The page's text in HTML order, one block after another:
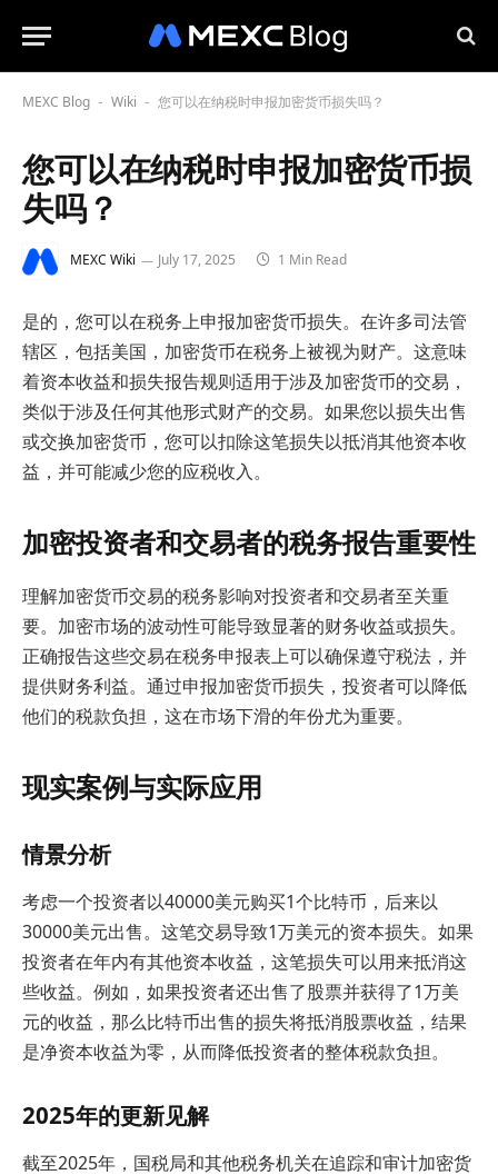
MEXC Blog - Wiki - 您可以在纳税时申报加密货币损失吗？
您可以在纳税时申报加密货币损
失吗？
MEXC Wiki July 17, 2025 1 Min Read
是的，您可以在税务上申报加密货币损失。在许多司法管
辖区，包括美国，加密货币在税务上被视为财产。这意味
着资本收益和损失报告规则适用于涉及加密货币的交易，
类似于涉及任何其他形式财产的交易。如果您以损失出售
或交换加密货币，您可以扣除这笔损失以抵消其他资本收
益，并可能减少您的应税收入。
加密投资者和交易者的税务报告重要性
理解加密货币交易的税务影响对投资者和交易者至关重
要。加密市场的波动性可能导致显著的财务收益或损失。
正确报告这些交易在税务申报表上可以确保遵守税法，并
提供财务利益。通过申报加密货币损失，投资者可以降低
他们的税款负担，这在市场下滑的年份尤为重要。
现实案例与实际应用
情景分析
考虑一个投资者以40000美元购买1个比特币，后来以
30000美元出售。这笔交易导致1万美元的资本损失。如果
投资者在年内有其他资本收益，这笔损失可以用来抵消这
些收益。例如，如果投资者还出售了股票并获得了1万美
元的收益，那么比特币出售的损失将抵消股票收益，结果
是净资本收益为零，从而降低投资者的整体税款负担。
2025年的更新见解
截至2025年，国税局和其他税务机关在追踪和审计加密货